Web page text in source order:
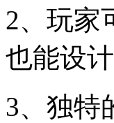
2、玩家
也能设
3、独特